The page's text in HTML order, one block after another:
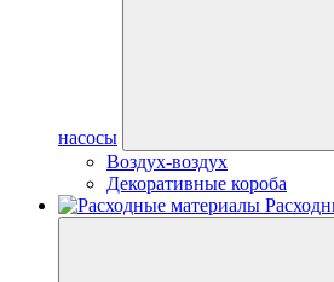
насосы
Воздух-воздух
Декоративные короба